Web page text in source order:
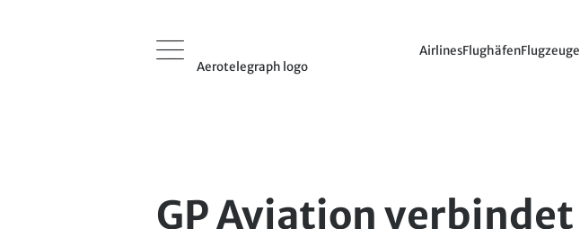
Aerotelegraph logo
AirlinesFlughäfenFlugzeuge
GP Aviation verbindet